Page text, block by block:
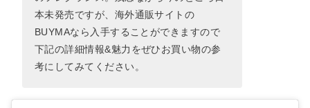
本未発売ですが、海外通販サイトの
BUYMAなら入手することができますので
下記の詳細情報&魅力をぜひお買い物の参
考にしてみてください。